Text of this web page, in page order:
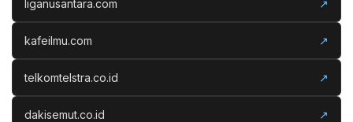
liganusantara.com ↗
kafeilmu.com ↗
telkomtelstra.co.id ↗
dakisemut.co.id ↗